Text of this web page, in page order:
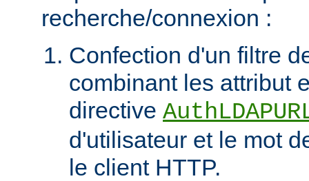
recherche/connexion :
Confection d'un filtre
combinant les attribut
directive
d'utilisateur et le mot
le client HTTP.